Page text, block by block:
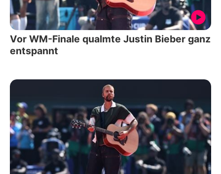
Vor WM-Finale qualmte Justin Bieber ganz
entspannt